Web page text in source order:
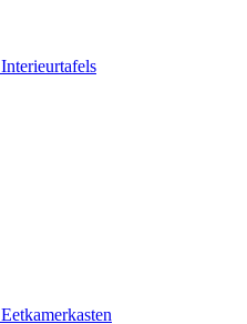
Interieurtafels
Eetkamerkasten